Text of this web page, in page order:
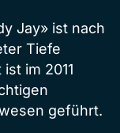
Jay» ist nach
Tiefe
im 2011
geführt.